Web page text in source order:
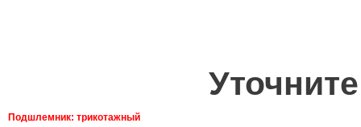
Подшлемник: трикотажный